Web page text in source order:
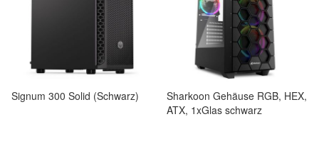
Signum 300 Solid (Schwarz)
Sharkoon Gehäuse RGB, HEX,
ATX, 1xGlas schwarz